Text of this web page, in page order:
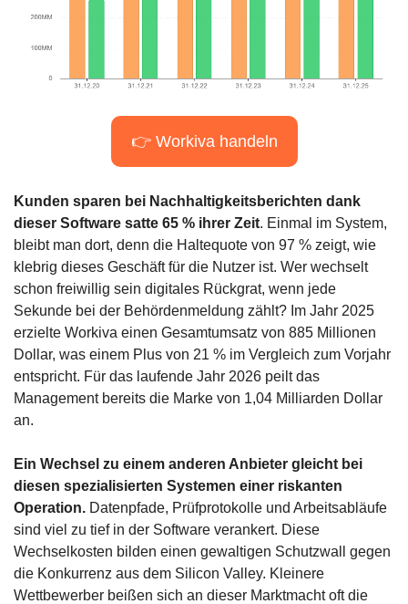
👉 Workiva handeln
Kunden sparen bei Nachhaltigkeitsberichten dank
dieser Software satte 65 % ihrer Zeit. Einmal im System,
bleibt man dort, denn die Haltequote von 97 % zeigt, wie
klebrig dieses Geschäft für die Nutzer ist. Wer wechselt
schon freiwillig sein digitales Rückgrat, wenn jede
Sekunde bei der Behördenmeldung zählt? Im Jahr 2025
erzielte Workiva einen Gesamtumsatz von 885 Millionen
Dollar, was einem Plus von 21 % im Vergleich zum Vorjahr
entspricht. Für das laufende Jahr 2026 peilt das
Management bereits die Marke von 1,04 Milliarden Dollar
an.
Ein Wechsel zu einem anderen Anbieter gleicht bei
diesen spezialisierten Systemen einer riskanten
Operation. Datenpfade, Prüfprotokolle und Arbeitsabläufe
sind viel zu tief in der Software verankert. Diese
Wechselkosten bilden einen gewaltigen Schutzwall gegen
die Konkurrenz aus dem Silicon Valley. Kleinere
Wettbewerber beißen sich an dieser Marktmacht oft die